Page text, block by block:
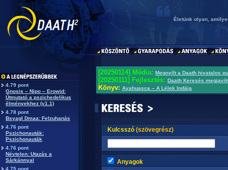
Életünk olyan,
4.79 pont
Gnosis – Nipo – Erowid:
Útmutató a pszichedelikus
élményekhez (v1.1)
4.78 pont
Bsyagl Dmaa: Felzuhanás
4.76 pont
Pszichonauták:
Pszichonauták
4.76 pont
Névtelen: Utazás a
Sárkánnyal
4.75 pont
[20250114] Média: Megnyílt a Daath hivatalos
[20250111] Fejlesztés: Daath Keresés
Könyv: Ayahuasca – A Lélek Indája
Kulcsszó (szövegrész)
Anyagok